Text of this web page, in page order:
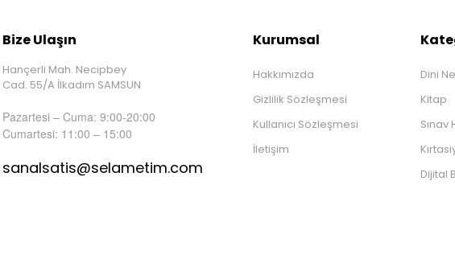
Bize Ulaşın
Hançerli Mah. Necipbey
Cad. 55/A İlkadım SAMSUN
Pazartesi – Cuma: 9:00-20:00
Cumartesi: 11:00 – 15:00
sanalsatis@selametim.com
Kurumsal
Hakkımızda
Gizlilik Sözleşmesi
Kullanıcı Sözleşmesi
İletişim
Dini
Kitap
Sınav
Dijital